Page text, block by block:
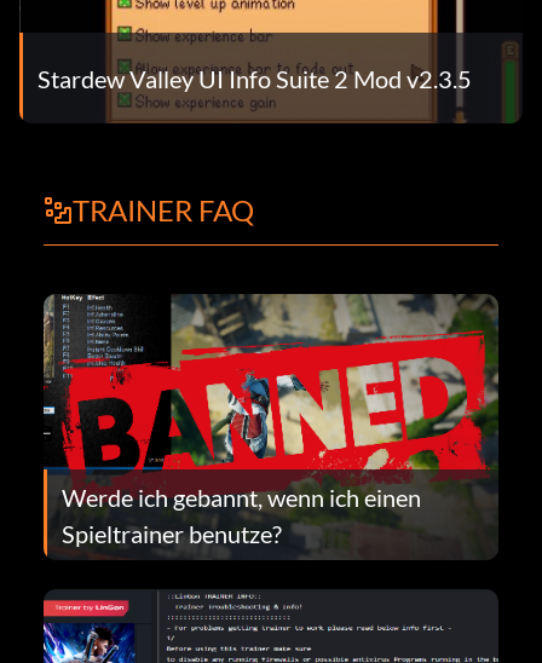
Stardew Valley UI Info Suite 2 Mod v2.3.5
TRAINER FAQ
Werde ich gebannt, wenn ich einen
Spieltrainer benutze?